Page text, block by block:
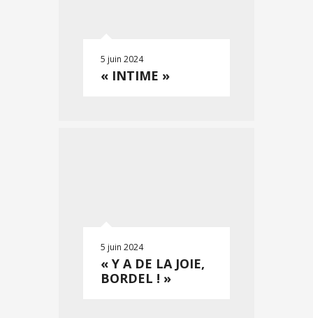
5 juin 2024
« INTIME »
5 juin 2024
« Y A DE LA JOIE,
BORDEL ! »